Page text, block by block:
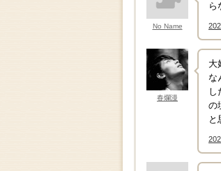
No Name
ら
春爛漫
大
な
し
の
と